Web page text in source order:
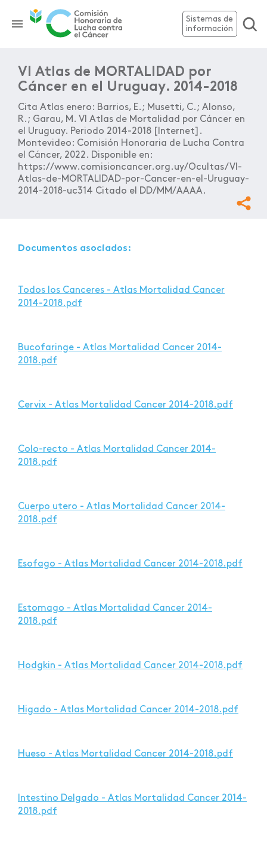
Sistemas de
información
VI Atlas de MORTALIDAD por
Cáncer en el Uruguay. 2014-2018
Cita Atlas enero: Barrios, E.; Musetti, C.; Alonso,
R.; Garau, M. VI Atlas de Mortalidad por Cáncer en
el Uruguay. Periodo 2014-2018 [Internet].
Montevideo: Comisión Honoraria de Lucha Contra
el Cáncer, 2022. Disponible en:
https://www.comisioncancer.org.uy/Ocultas/VI-
Atlas-de-MORTALIDAD-por-Cancer-en-el-Uruguay-
2014-2018-uc314 Citado el DD/MM/AAAA.
Documentos asociados:
Todos los Canceres - Atlas Mortalidad Cancer
2014-2018.pdf
Bucofaringe - Atlas Mortalidad Cancer 2014-
2018.pdf
Cervix - Atlas Mortalidad Cancer 2014-2018.pdf
Colo-recto - Atlas Mortalidad Cancer 2014-
2018.pdf
Cuerpo utero - Atlas Mortalidad Cancer 2014-
2018.pdf
Esofago - Atlas Mortalidad Cancer 2014-2018.pdf
Estomago - Atlas Mortalidad Cancer 2014-
2018.pdf
Hodgkin - Atlas Mortalidad Cancer 2014-2018.pdf
Higado - Atlas Mortalidad Cancer 2014-2018.pdf
Hueso - Atlas Mortalidad Cancer 2014-2018.pdf
Intestino Delgado - Atlas Mortalidad Cancer 2014-
2018.pdf